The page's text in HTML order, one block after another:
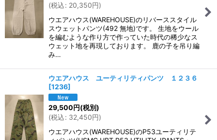
(税込: 20,350円)
ウエアハウス(WAREHOUSE)のリバーススタイル
スウェットパンツ(492 無地)です。 生地をウール
を編むような作り方で作っていた時代の稀少なス
ウェット地を再現しております。 鹿の子を吊り編
み…
ウエアハウス ユーティリティパンツ １２３６
[1236]
29,500円(税別)
(税込: 32,450円)
ウエアハウス(WAREHOUSE)のP53ユーティリテ